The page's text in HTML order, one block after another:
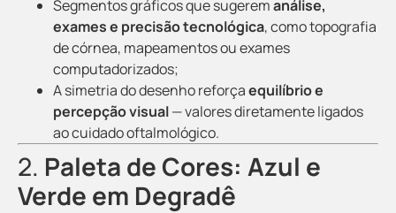
Segmentos gráficos que sugeremanálise,
exames e precisão tecnológica, como topografia
de córnea, mapeamentos ou exames
computadorizados;
A simetria do desenho reforçaequilíbrio e
percepção visual— valores diretamente ligados
ao cuidado oftalmológico.
2. Paleta de Cores: Azul e
Verde em Degradê